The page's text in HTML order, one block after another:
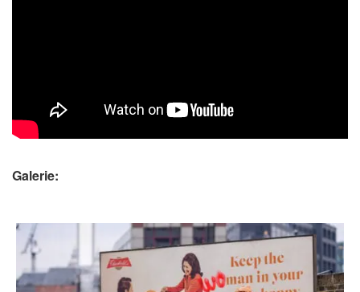
Galerie: